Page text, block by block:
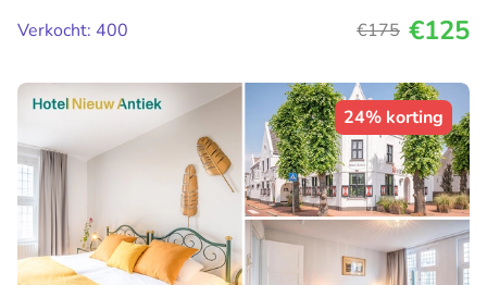
Verkocht: 400
€175 €125
24% korting